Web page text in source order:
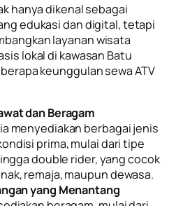
hanya dikenal sebagai
edukasi dan digital, tetapi
layanan wisata
lokal di kawasan Batu
keunggulan sewa ATV
dan Beragam
menyediakan berbagai jenis
prima, mulai dari tipe
double rider, yang cocok
remaja, maupun dewasa.
yang Menantang